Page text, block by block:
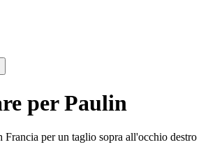
per Paulin
per un taglio sopra all'occhio destro